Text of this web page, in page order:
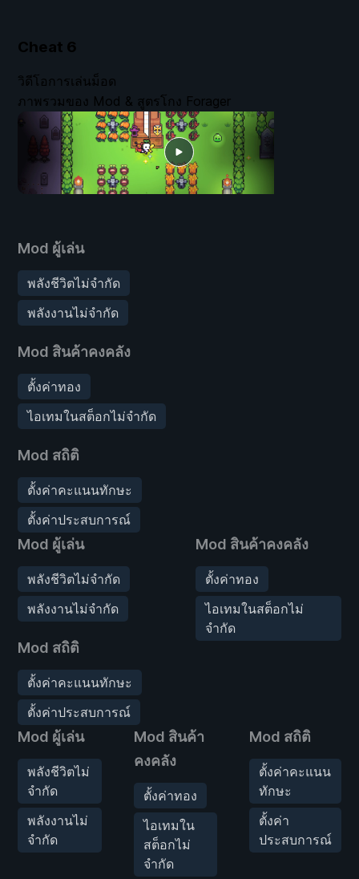
Cheat 6
Mod ผู้เล่น
พลังชีวิตไม่จำกัด
พลังงานไม่จำกัด
Mod สินค้าคงคลัง
ตั้งค่าทอง
ไอเทมในสต็อกไม่จำกัด
Mod สถิติ
ตั้งค่าคะแนนทักษะ
ตั้งค่าประสบการณ์
Mod ผู้เล่น
พลังชีวิตไม่จำกัด
พลังงานไม่จำกัด
Mod สถิติ
ตั้งค่าคะแนนทักษะ
ตั้งค่าประสบการณ์
Mod สินค้าคงคลัง
ตั้งค่าทอง
ไอเทมในสต็อกไม่
จำกัด
Mod ผู้เล่น
พลังชีวิตไม่
จำกัด
พลังงานไม่
จำกัด
Mod สินค้า
คงคลัง
ตั้งค่าทอง
ไอเทมใน
สต็อกไม่
จำกัด
Mod สถิติ
ตั้งค่าคะแนน
ทักษะ
ตั้งค่า
ประสบการณ์
วิดีโอการเล่นม็อด
ภาพรวมของ Mod & สูตรโกง Forager